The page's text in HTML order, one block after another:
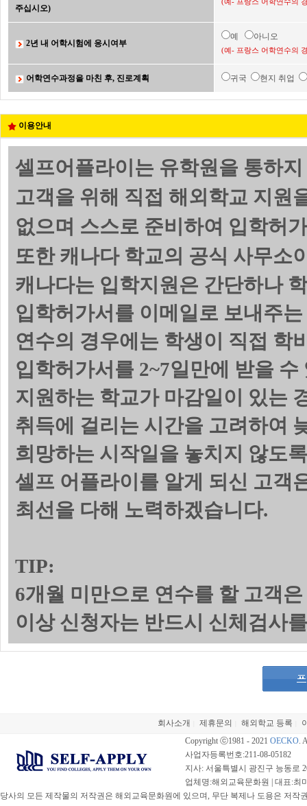
주십시오)
2년 내 어학시험에 응시여부
예 아니오
(예- 프랑스 어학연수의
어학연수과정을 마친 후, 진로계획 귀국 현지 취업
이용안내
셀프어플라이는 유학원을 통하
고객을 위해 직접 해외학교 지원
없으며 스스로 준비하여 입학허
또한 캐나다 학교의 공식 사무소
캐나다는 입학지원은 간단하나
입학허가서를 이메일로 보내주
연수의 경우에는 학생이 직접 학
입학허가서를 2~7일만에 받을 수
지원하는 학교가 마감일이 있는
취득에 걸리는 시간을 고려하여
희망하는 시작일을 놓치지 않도
셀프 어플라이를 알게 되신 고객
최선을 다해 노력하겠습니다.
TIP:
6개월 미만으로 연수를 할 고객
이상 신청자는 반드시 신체검사
회사소개 제휴문의 해외학교 등록
Copyright ⓒ1981 - 2021 OECKO.
사업자등록번호:211-08-05182
지사: 서울특별시 광진구 능동로
업체명:해외교육문화원 | 대표:최
당사의 모든 제작물의 저작권은 해외교육문화원에 있으며, 무단 복제나 도용은 저